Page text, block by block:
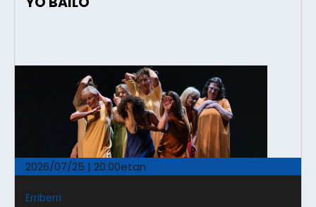
2026/07/25 | 20.00etan
Erriberri